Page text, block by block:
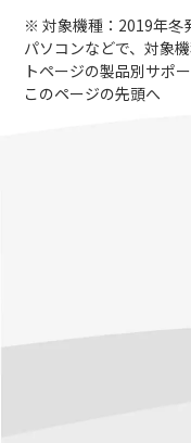
※ 対象機種：2019年冬
パソコンなどで、対象
トページの製品別サポ
このページの先頭へ